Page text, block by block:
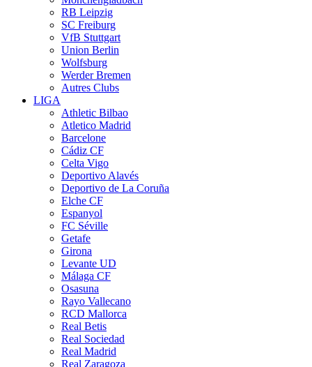
RB Leipzig
SC Freiburg
VfB Stuttgart
Union Berlin
Wolfsburg
Werder Bremen
Autres Clubs
LIGA
Athletic Bilbao
Atletico Madrid
Barcelone
Cádiz CF
Celta Vigo
Deportivo Alavés
Deportivo de La Coruña
Elche CF
Espanyol
FC Séville
Getafe
Girona
Levante UD
Málaga CF
Osasuna
Rayo Vallecano
RCD Mallorca
Real Betis
Real Sociedad
Real Madrid
Real Zaragoza